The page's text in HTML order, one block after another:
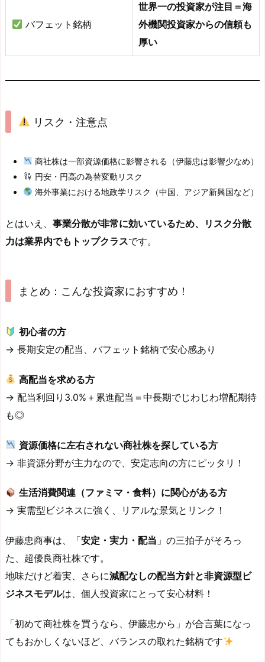
バフェット銘柄
世界一の投資家が注目＝海
外機関投資家からの信頼も
厚い
リスク・注意点
商社株は一部資源価格に影響される（伊藤忠は影響少なめ）
円安・円高の為替変動リスク
海外事業における地政学リスク（中国、アジア新興国など）
とはいえ、 事業分散が非常に効いているため、リスク分散
力は業界内でもトップクラスです。
まとめ：こんな投資家におすすめ！
初心者の方
→ 長期安定の配当、バフェット銘柄で安心感あり
高配当を求める方
→ 配当利回り3.0%＋累進配当＝中長期でじわじわ増配期待
も◎
資源価格に左右されない商社株を探している方
→ 非資源分野が主力なので、安定志向の方にピッタリ！
生活消費関連（ファミマ・食料）に関心がある方
→ 実需型ビジネスに強く、リアルな景気とリンク！
伊藤忠商事は、「安定・実力・配当 」の三拍子がそろっ
た、超優良商社株です。
地味だけど着実、さらに減配なしの配当方針と非資源型ビ
ジネスモデルは、個人投資家にとって安心材料！
「初めて商社株を買うなら、伊藤忠から」が合言葉になっ
てもおかしくないほど、バランスの取れた銘柄です